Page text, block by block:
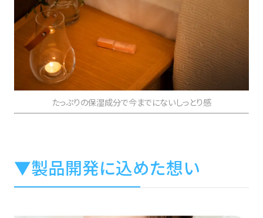
たっぷりの保湿成分で今までにないしっとり感
▼製品開発に込めた想い